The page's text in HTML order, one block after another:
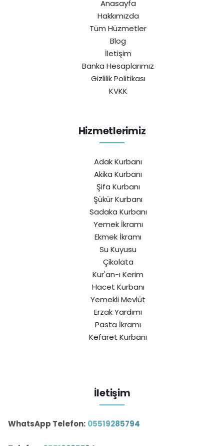
Anasayfa
Hakkımızda
Tüm Hüzmetler
Blog
İletişim
Banka Hesaplarımız
Gizlilik Politikası
KVKK
Hizmetlerimiz
Adak Kurbanı
Akika Kurbanı
Şifa Kurbanı
Şükür Kurbanı
Sadaka Kurbanı
Yemek İkramı
Ekmek İkramı
Su Kuyusu
Çikolata
Kur'an-ı Kerim
Hacet Kurbanı
Yemekli Mevlüt
Erzak Yardımı
Pasta İkramı
Kefaret Kurbanı
İletişim
WhatsApp Telefon: 05519285794